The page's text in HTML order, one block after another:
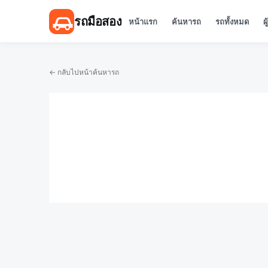
รถมือสอง หน้าแรก ค้นหารถ รถทั้งหมด
← กลับไปหน้าค้นหารถ